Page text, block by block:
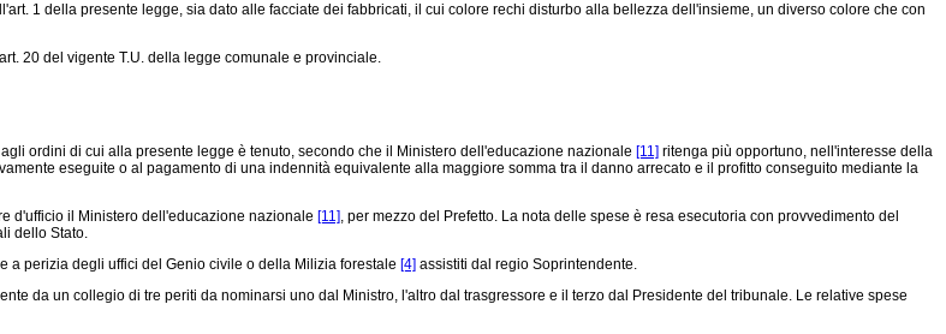
1 della presente legge, sia dato alle facciate dei fabbricati, il cui colore rechi disturbo alla bellezza dell'insieme, un diverso colore che con
20 del vigente T.U. della legge comunale e provinciale.
ordini di cui alla presente legge è tenuto, secondo che il Ministero dell'educazione nazionale [11] ritenga più opportuno, nell'interesse della
eseguite o al pagamento di una indennità equivalente alla maggiore somma tra il danno arrecato e il profitto conseguito mediante la
d'ufficio il Ministero dell'educazione nazionale [11], per mezzo del Prefetto. La nota delle spese è resa esecutoria con provvedimento del
dello Stato.
a perizia degli uffici del Genio civile o della Milizia forestale [4] assistiti dal regio Soprintendente.
da un collegio di tre periti da nominarsi uno dal Ministro, l'altro dal trasgressore e il terzo dal Presidente del tribunale. Le relative spese